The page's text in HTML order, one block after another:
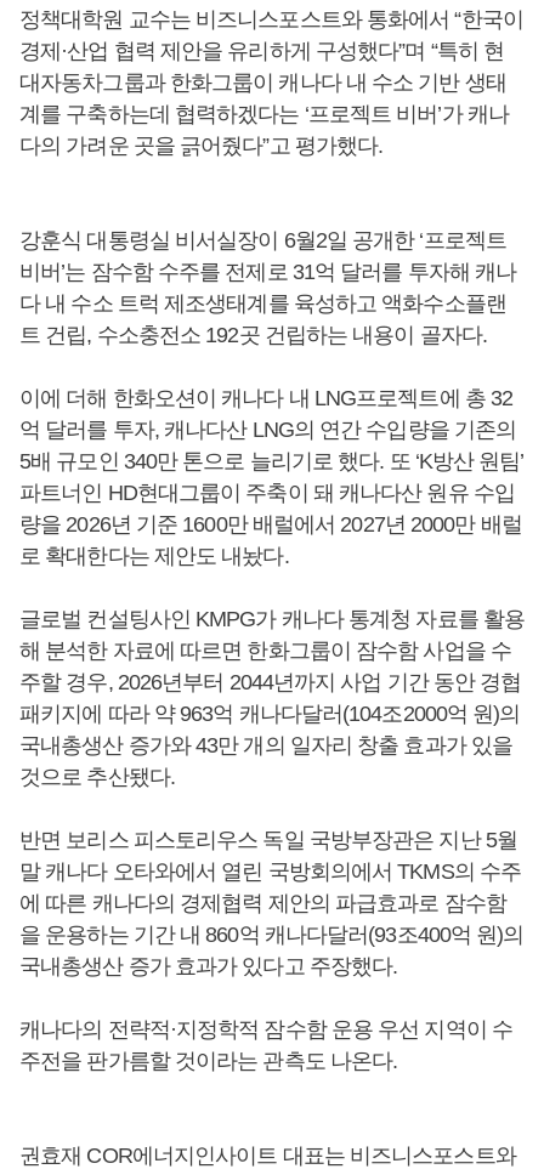
정책대학원 교수는 비즈니스포스트와 통화에서 “한국이
경제·산업 협력 제안을 유리하게 구성했다”며 “특히 현
대자동차그룹과 한화그룹이 캐나다 내 수소 기반 생태
계를 구축하는데 협력하겠다는 ‘프로젝트 비버’가 캐나
다의 가려운 곳을 긁어줬다”고 평가했다.
강훈식 대통령실 비서실장이 6월2일 공개한 ‘프로젝트
비버’는 잠수함 수주를 전제로 31억 달러를 투자해 캐나
다 내 수소 트럭 제조생태계를 육성하고 액화수소플랜
트 건립, 수소충전소 192곳 건립하는 내용이 골자다.
이에 더해 한화오션이 캐나다 내 LNG프로젝트에 총 32
억 달러를 투자, 캐나다산 LNG의 연간 수입량을 기존의
5배 규모인 340만 톤으로 늘리기로 했다. 또 ‘K방산 원팀’
파트너인 HD현대그룹이 주축이 돼 캐나다산 원유 수입
량을 2026년 기준 1600만 배럴에서 2027년 2000만 배럴
로 확대한다는 제안도 내놨다.
글로벌 컨설팅사인 KMPG가 캐나다 통계청 자료를 활용
해 분석한 자료에 ​따르면 한화그룹이 잠수함 사업을 수
주할 경우, 2026년부터 2044년까지 사업 기간 동안 경협
패키지에 따라 약 963억 캐나다달러(104조2000억 원)의
국내총생산 증가와 43만 개의 일자리 창출 효과가 있을
것으로 추산됐다.
반면 보리스 피스토리우스 독일 국방부장관은 지난 5월
말 캐나다 오타와에서 열린 국방회의에서 TKMS의 수주
에 따른 캐나다의 경제협력 제안의 파급효과로 잠수함
을 운용하는 기간 내 860억 캐나다달러(93조400억 원)의
국내총생산 증가 효과가 있다고 주장했다.
캐나다의 전략적·지정학적 잠수함 운용 우선 지역이 수
주전을 판가름할 것이라는 관측도 나온다.
권효재 COR에너지인사이트 대표는 비즈니스포스트와